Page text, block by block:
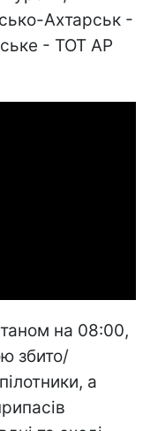
Ахтарськ -
- ТОТ АР
на 08:00,
збито/
а